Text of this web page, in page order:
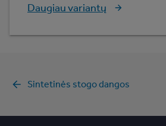
Daugiau variantų
Sintetinės stogo dangos